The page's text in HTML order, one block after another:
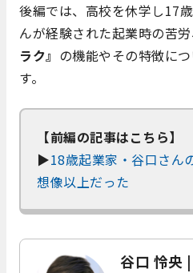
後編では、高校を休学し17
んが経験された起業時の苦労
ラク』 の機能やその特徴に
す。
【前編の記事はこちら】
▶18歳起業家・谷口さん
想像以上だった
谷口 怜央